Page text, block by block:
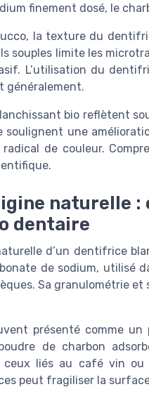
finement dosé, le
la texture du
souples limite les
L’utilisation du
généralement.
bio reflètent
une
de couleur.
naturelle
dentaire
d’un dentifrice
de sodium, utilisé
Sa granulométrie
présenté comme
de charbon
ceux liés au café vin
peut fragiliser la